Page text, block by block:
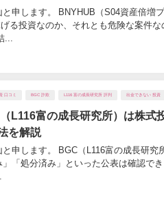
と申します。 BNYHUB（S04資産倍増
る投資なのか、それとも危険な案件
...
口コミ BGC 詐欺 L116 富の成長研究所 評判 出金できない 投資
（L116富の成長研究所）は株式
を解説
と申します。 BGC（L116富の成長研
」「処分済み」といった公表は確認で